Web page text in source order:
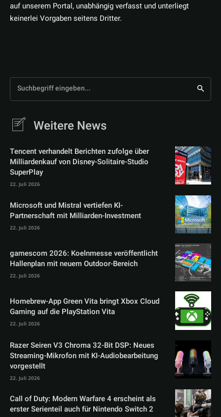
auf unserem Portal, unabhängig verfasst und unterliegt
keinerlei Vorgaben seitens Dritter.
Suchbegriff eingeben...
Weitere News
Tencent verhandelt Berichten zufolge über
Milliardenkauf von Disney-Solitaire-Studio
SuperPlay
22. Juli 2026
Microsoft und Mistral vertiefen KI-
Partnerschaft mit Milliarden-Investment
22. Juli 2026
gamescom 2026: Koelnmesse veröffentlicht
Hallenplan mit neuem Outdoor-Bereich
22. Juli 2026
Homebrew-App Green Vita bringt Xbox Cloud
Gaming auf die PlayStation Vita
22. Juli 2026
Razer Seiren V3 Chroma 32-Bit DSP: Neues
Streaming-Mikrofon mit KI-Audiobearbeitung
vorgestellt
22. Juli 2026
Call of Duty: Modern Warfare 4 erscheint als
erster Serienteil auch für Nintendo Switch 2